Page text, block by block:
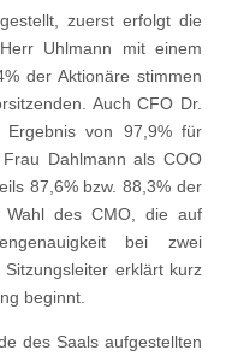
zuerst erfolgt die
Uhlmann mit einem
der Aktionäre stimmen
Auch CFO Dr.
von 97,9% für
Dahlmann als COO
87,6% bzw. 88,3% der
des CMO, die auf
bei zwei
erklärt kurz
beginnt.
des Saals aufgestellten